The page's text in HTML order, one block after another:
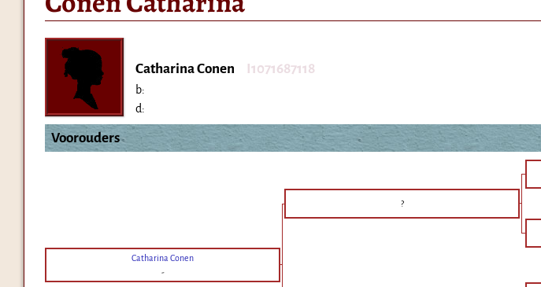
Catharina Conen I1071687118
b:
d:
Voorouders
?
Catharina Conen
-